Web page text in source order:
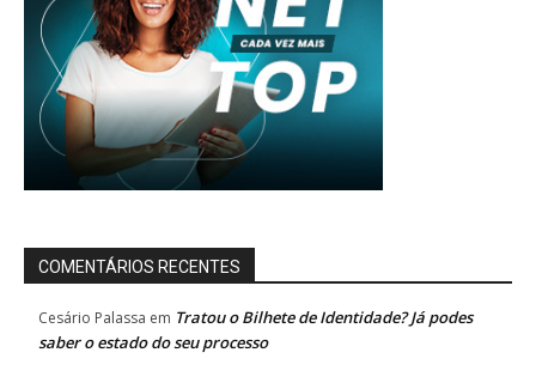
COMENTÁRIOS RECENTES
Cesário Palassa em Tratou o Bilhete de Identidade? Já podes
saber o estado do seu processo